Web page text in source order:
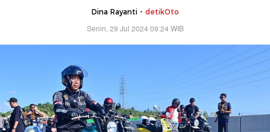
Dina Rayanti - detikOto
Senin, 29 Jul 2024 09:24 WIB